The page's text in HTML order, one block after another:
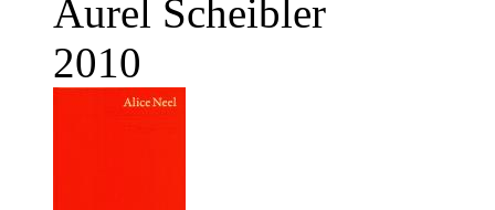
Aurel Scheibler
2010